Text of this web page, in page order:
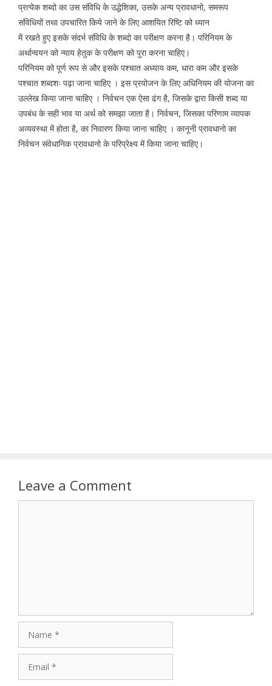
प्रत्येक शब्दो का उस संविधि के उद्धेशिका, उसके अन्य प्रावधानो, समरूप
संविधियों तथा उपचारित किये जाने के लिए आशयित रिष्टि को ध्यान
में रखते हुए इसके संदर्भ संविधि के शब्दो का परीक्षण करना है। परिनियम के
अर्थान्वयन को न्याय हेतुक के परीक्षण को पुरा करना चाहिए।
परिनियम को पूर्ण रूप से और इसके पश्चात अध्याय कम, धारा कम और इसके
पश्चात शब्दशः पढ़ा जाना चाहिए । इस प्रयोजन के लिए अधिनियम की योजना का
उल्लेख किया जाना चाहिए । निर्वचन एक ऐसा ढंग है, जिसके द्वारा किसी शब्द या
उपबंध के सही भाव या अर्थ को समझा जाता है। निर्वचन, जिसका परिणाम व्यापक
अव्यवस्था में होता है, का निवारण किया जाना चाहिए । कानूनी प्रावधानो का
निर्वचन संवेधानिक प्रावधानो के परिप्रेक्ष्य में किया जाना चाहिए।
Leave a Comment